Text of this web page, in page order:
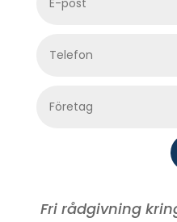
Fri rådgivning